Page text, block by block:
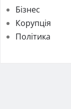
Бізнес
Корупція
Політика